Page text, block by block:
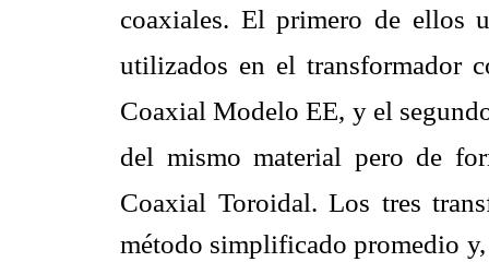
coaxiales. El primero de ellos
utilizados en el transformador
Coaxial Modelo EE, y el
del mismo material pero de
Coaxial Toroidal. Los tres
método simplificado promedio